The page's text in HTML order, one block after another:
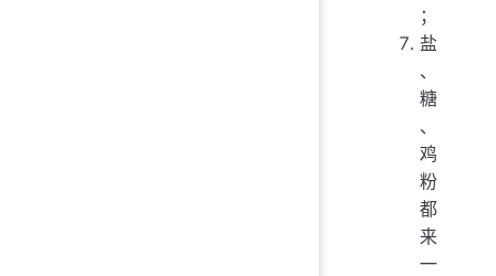
；
盐
、
糖
、
鸡
粉
都
来
一